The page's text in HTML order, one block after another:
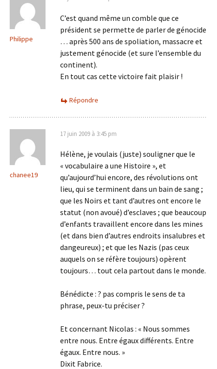
Philippe
C’est quand même un comble que ce
président se permette de parler de génocide
… après 500 ans de spoliation, massacre et
justement génocide (et sure l’ensemble du
continent).
En tout cas cette victoire fait plaisir !
Répondre
chanee19
17 juin 2009 à 3:45 pm
Hélène, je voulais (juste) souligner que le
« vocabulaire a une Histoire », et
qu’aujourd’hui encore, des révolutions ont
lieu, qui se terminent dans un bain de sang ;
que les Noirs et tant d’autres ont encore le
statut (non avoué) d’esclaves ; que beaucoup
d’enfants travaillent encore dans les mines
(et dans bien d’autres endroits insalubres et
dangeureux) ; et que les Nazis (pas ceux
auquels on se réfère toujours) opèrent
toujours… tout cela partout dans le monde.
Bénédicte : ? pas compris le sens de ta
phrase, peux-tu préciser ?
Et concernant Nicolas : « Nous sommes
entre nous. Entre égaux différents. Entre
égaux. Entre nous. »
Dixit Fabrice.